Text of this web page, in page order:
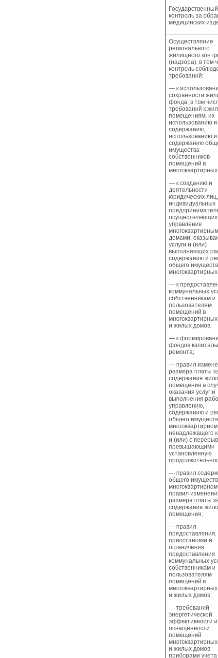
Государственный
контроль за
медицинских
Осуществление
регионального
жилищного
(надзора), в том
контроль
требований:
— к
сохранности
фонда, в том
требований к
помещениям, их
использованию и
содержанию,
использованию и
содержанию
имущества
собственников
помещений в
— к созданию и
деятельности
юридических лиц,
индивидуальных
осуществляющих
управление
домами,
услуги и (или)
выполняющих
содержанию и
общего
— к
коммунальных
собственникам и
пользователям
помещений в
и жилых домов;
— к
фондов
ремонта;
— правил
размера платы
содержание
помещения в
оказания услуг и
выполнения
управлению,
содержанию и
общего
ненадлежащего
и (или) с
превышающими
установленную
— правил
общего
правил
размера платы
содержание
помещения;
— правил
предоставления,
приостановки и
ограничения
предоставления
коммунальных
собственникам и
пользователям
помещений в
и жилых домов;
— требований
энергетической
эффективности и
оснащенности
помещений
и жилых домов
приборами учета